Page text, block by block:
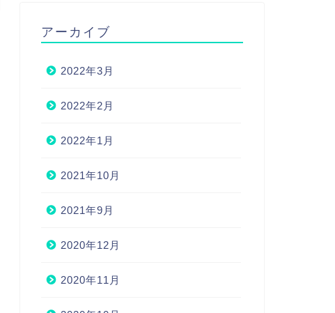
アーカイブ
2022年3月
2022年2月
2022年1月
2021年10月
2021年9月
2020年12月
2020年11月